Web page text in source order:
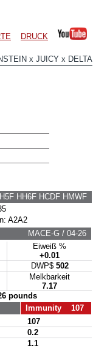
DRUCK
x JUICY x DELTA
HH6F HCDF HMWF
A2A2
MACE-G / 04-26
Eiweiß %
+0.01
DWP$ 502
Melkbarkeit
7.17
pounds
Immunity 107
107
0.2
1.1